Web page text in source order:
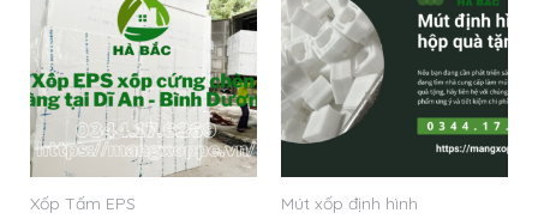
Xốp Tấm EPS Mút xốp định hình